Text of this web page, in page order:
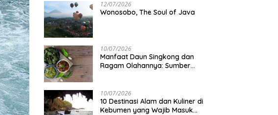
12/07/2026
Wonosobo, The Soul of Java
10/07/2026
Manfaat Daun Singkong dan
Ragam Olahannya: Sumber
10/07/2026
10 Destinasi Alam dan Kuliner di
Kebumen yang Wajib Masuk